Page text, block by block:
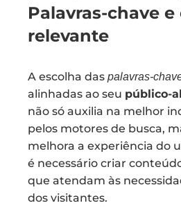
Palavras-chave
relevante
A escolha das palavras-
alinhadas ao seu público-
não só auxilia na melhor
pelos motores de busca,
melhora a experiência do
é necessário criar
que atendam às
dos visitantes.